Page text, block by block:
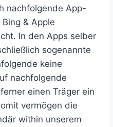
nachfolgende App-
& Apple
In den Apps selber
sogenannte
keine
nachfolgende
einen Träger ein
vermögen die
within unserem